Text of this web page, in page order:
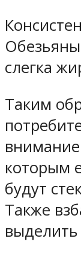
слегка
Таким
которым
будут
Также